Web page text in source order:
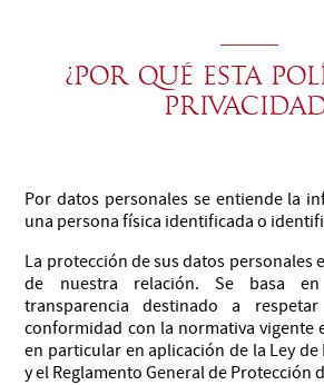
¿Por qué esta
Por datos personales se entiende la
una persona física identificada o
La protección de sus datos personales
de nuestra relación. Se basa
transparencia destinado a
conformidad con la normativa vigente
en particular en aplicación de la Ley
y el Reglamento General de Protección